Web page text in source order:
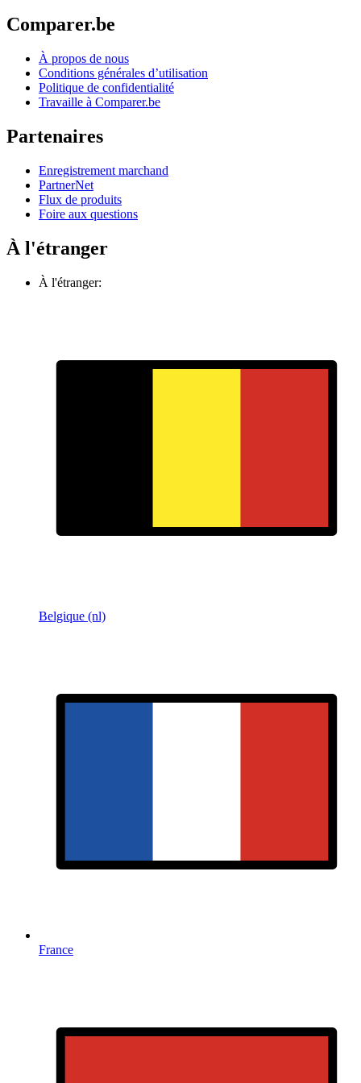
Comparer.be
À propos de nous
Conditions générales d’utilisation
Politique de confidentialité
Travaille à Comparer.be
Partenaires
Enregistrement marchand
PartnerNet
Flux de produits
Foire aux questions
À l'étranger
À l'étranger:
Belgique (nl)
France